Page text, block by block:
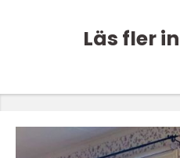
Läs fler